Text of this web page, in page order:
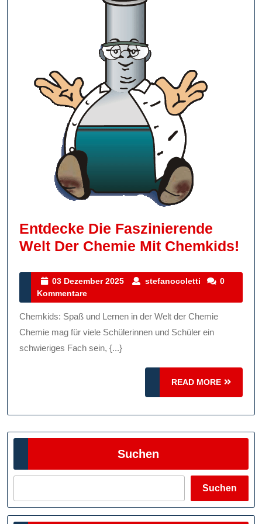
Entdecke Die Faszinierende
Welt Der Chemie Mit Chemkids!
03 Dezember 2025
03
2025
stefanocoletti stefanocoletti
0
Kommentare
Chemkids: Spaß und Lernen in der Welt der Chemie
Chemie mag für viele Schülerinnen und Schüler ein
schwieriges Fach sein, {...}
READ MORE
READ
MORE
Suchen
Suchen